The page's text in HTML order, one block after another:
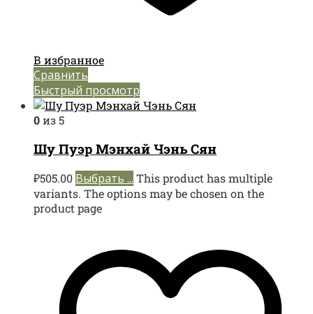
В избранное
Сравнить
Быстрый просмотр
0из 5
Шу Пуэр Мэнхай Чэнь Сян
₽505.00 Выбрать ... This product has multiple
variants. The options may be chosen on the
product page